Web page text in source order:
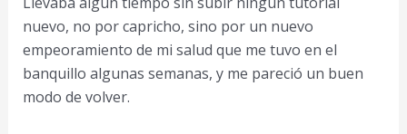
nuevo, no por capricho, sino por un nuevo
empeoramiento de mi salud que me tuvo en el
banquillo algunas semanas, y me pareció un buen
modo de volver.